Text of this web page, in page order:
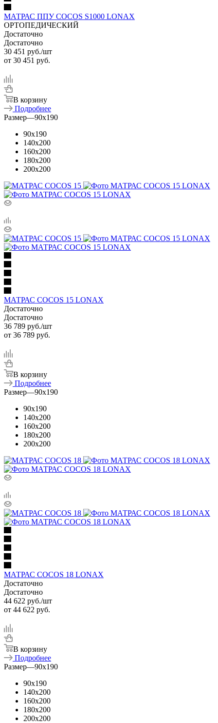
МАТРАС ППУ COCOS S1000 LONAX
ОРТОПЕДИЧЕСКИЙ
Достаточно
Достаточно
30 451 руб./шт
от 30 451 руб.
В корзину
Подробнее
Размер—90x190
90x190
140x200
160x200
180x200
200x200
МАТРАС COCOS 15 LONAX
Достаточно
Достаточно
36 789 руб./шт
от 36 789 руб.
В корзину
Подробнее
Размер—90x190
90x190
140x200
160x200
180x200
200x200
МАТРАС COCOS 18 LONAX
Достаточно
Достаточно
44 622 руб./шт
от 44 622 руб.
В корзину
Подробнее
Размер—90x190
90x190
140x200
160x200
180x200
200x200